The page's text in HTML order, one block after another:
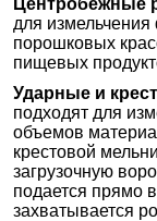
Центробежные
для
порошковых
пищевых
Ударные и
подходят для
объемов
крестовой
загрузочную
подается прямо
захватывается